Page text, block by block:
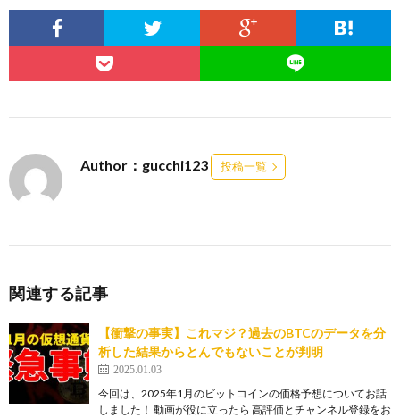
Author：gucchi123 投稿一覧
関連する記事
【衝撃の事実】これマジ？過去のBTCのデータを分
析した結果からとんでもないことが判明
2025.01.03
今回は、2025年1月のビットコインの価格予想についてお話
しました！ 動画が役に立ったら 高評価とチャンネル登録をお